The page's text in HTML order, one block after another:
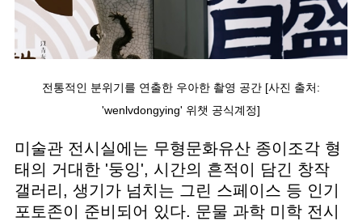
전통적인 분위기를 연출한 우아한 촬영 공간 [사진 출처:
'wenlvdongying' 위챗 공식계정]
미술관 전시실에는 무형문화유산 종이조각 형
태의 거대한 '둥잉', 시간의 흔적이 담긴 창작
갤러리, 생기가 넘치는 그린 스페이스 등 인기
포토존이 준비되어 있다. 문물 과학 미학 전시